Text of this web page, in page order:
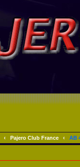
‹ Pajero Club France ‹ AB